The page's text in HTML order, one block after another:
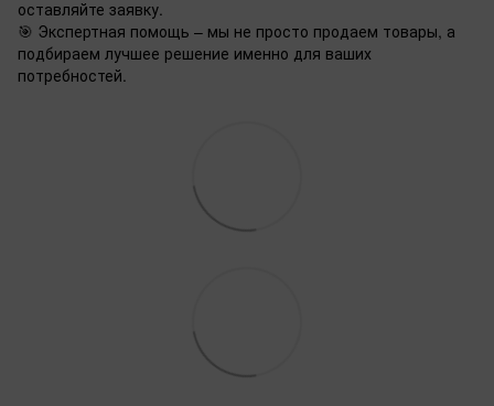
оставляйте заявку.
🎯 Экспертная помощь – мы не просто продаем товары, а
подбираем лучшее решение именно для ваших
потребностей.